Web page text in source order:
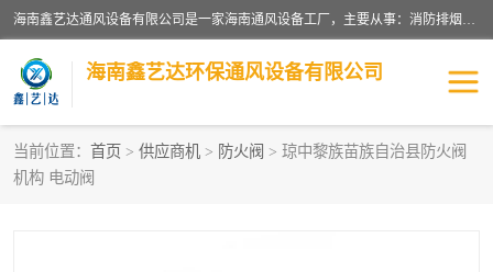
海南鑫艺达通风设备有限公司是一家海南通风设备工厂，主要从事：消防排烟工程、油烟净化工程、厨房排烟工程、酒店厨房设备、新风排风系统、镀锌铁皮管道加工、暖通工程、通风管道安装、消防火阀百叶风口等业务。公司拥有管道及配件一体化工厂生产线，良好的售后服务，良好的设计团队，良好的施工团队、良好管理人员，掌握畅通丰富的信息、市场渠道。
海南鑫艺达环保通风设备有限公司
当前位置： 首页 > 供应商机 > 防火阀 > 琼中黎族苗族自治县防火阀
机构 电动阀
海南暖通工程